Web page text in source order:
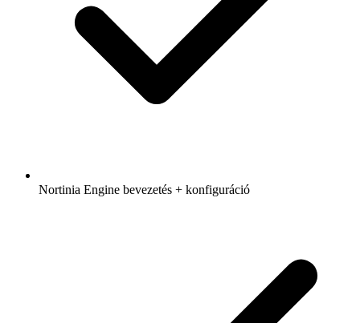
Nortinia Engine bevezetés + konfiguráció